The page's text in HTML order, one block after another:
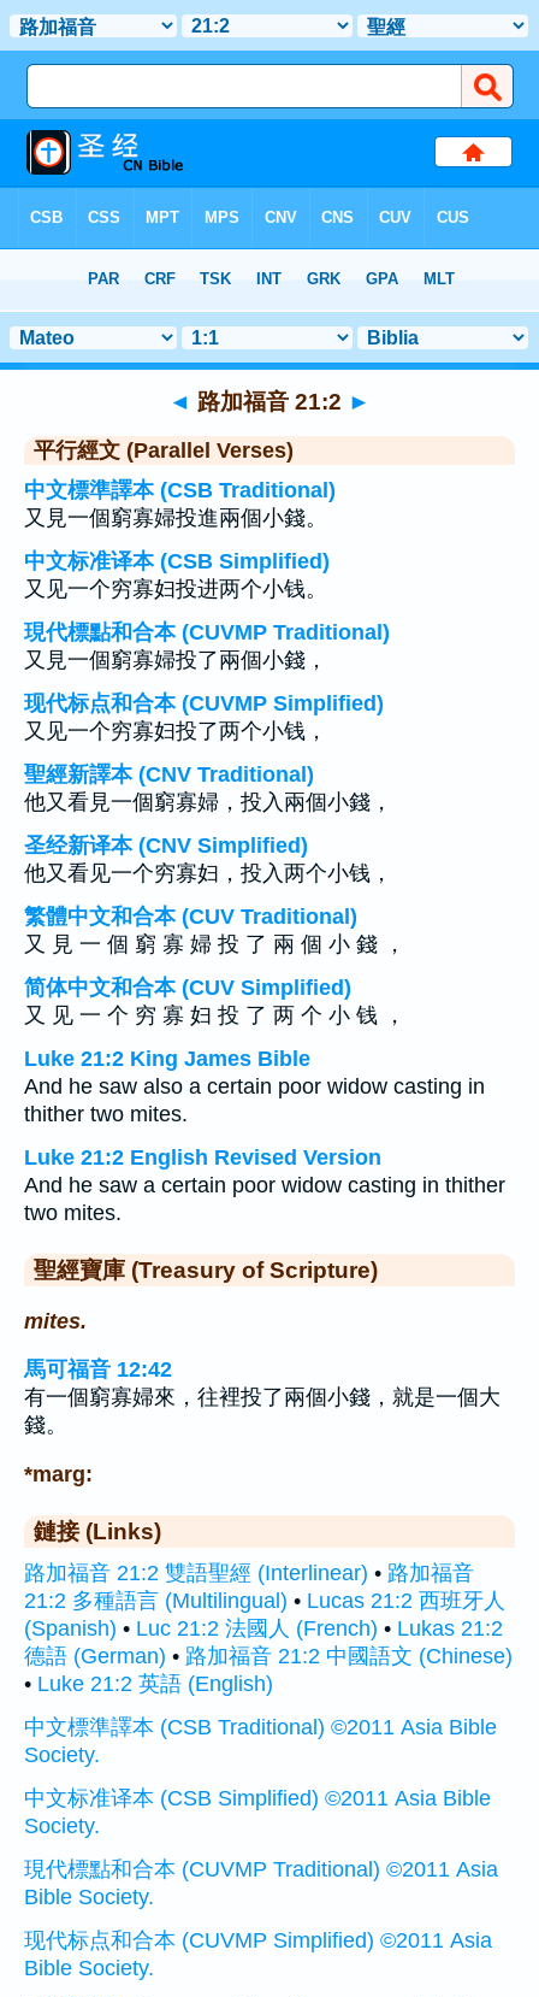
章 21> 聖經金句 2
◄ 路加福音 21:2 ►
平行經文 (Parallel Verses)
中文標準譯本 (CSB Traditional)
又見一個窮寡婦投進兩個小錢。
中文标准译本 (CSB Simplified)
又见一个穷寡妇投进两个小钱。
現代標點和合本 (CUVMP Traditional)
又見一個窮寡婦投了兩個小錢，
现代标点和合本 (CUVMP Simplified)
又见一个穷寡妇投了两个小钱，
聖經新譯本 (CNV Traditional)
他又看見一個窮寡婦，投入兩個小錢，
圣经新译本 (CNV Simplified)
他又看见一个穷寡妇，投入两个小钱，
繁體中文和合本 (CUV Traditional)
又 見 一 個 窮 寡 婦 投 了 兩 個 小 錢 ，
简体中文和合本 (CUV Simplified)
又 见 一 个 穷 寡 妇 投 了 两 个 小 钱 ，
Luke 21:2 King James Bible
And he saw also a certain poor widow casting in
thither two mites.
Luke 21:2 English Revised Version
And he saw a certain poor widow casting in thither
two mites.
聖經寶庫 (Treasury of Scripture)
mites.
馬可福音 12:42
有一個窮寡婦來，往裡投了兩個小錢，就是一個大
錢。
*marg:
鏈接 (Links)
路加福音 21:2 雙語聖經 (Interlinear) • 路加福音
21:2 多種語言 (Multilingual) • Lucas 21:2 西班牙人
(Spanish) • Luc 21:2 法國人 (French) • Lukas 21:2
德語 (German) • 路加福音 21:2 中國語文 (Chinese)
• Luke 21:2 英語 (English)
中文標準譯本 (CSB Traditional) ©2011 Asia Bible
Society.
中文标准译本 (CSB Simplified) ©2011 Asia Bible
Society.
現代標點和合本 (CUVMP Traditional) ©2011 Asia
Bible Society.
现代标点和合本 (CUVMP Simplified) ©2011 Asia
Bible Society.